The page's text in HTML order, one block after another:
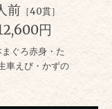
前 ［40貫］
円
ぐろ赤身・た
車えび・かずの